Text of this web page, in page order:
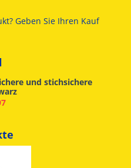
Geben Sie Ihren Kauf
und stichsichere